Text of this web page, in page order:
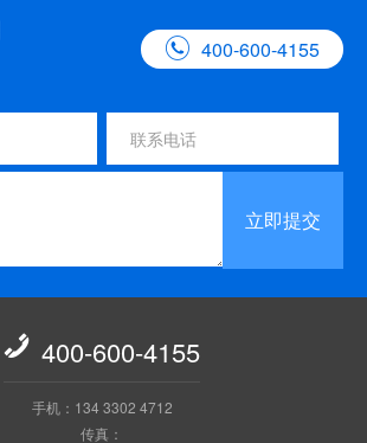
 400-600-4155
立即提交
 400-600-4155
手机：134 3302 4712
传真：